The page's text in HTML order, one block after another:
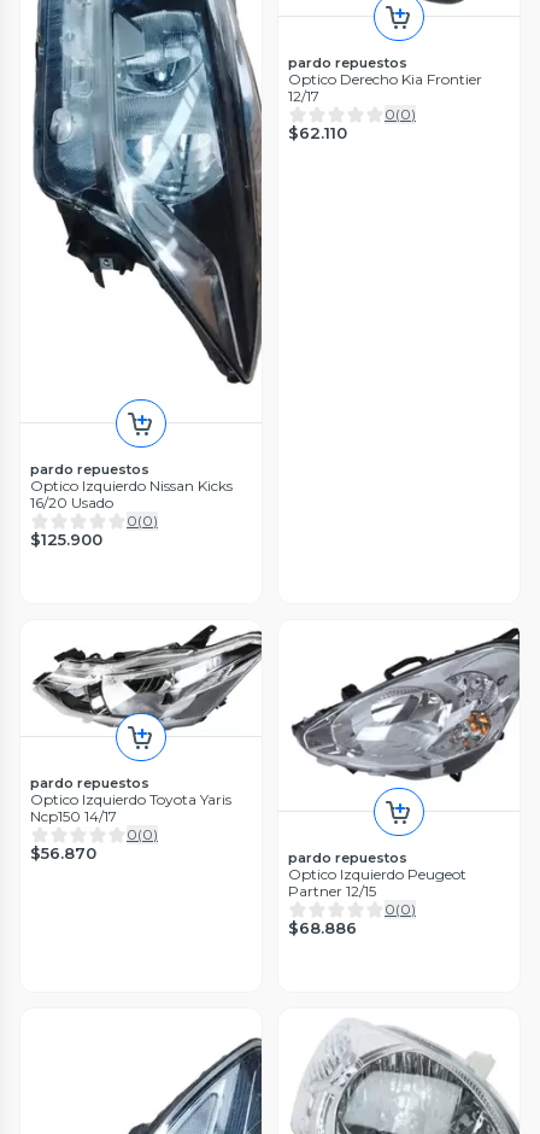
pardo repuestos
Optico Izquierdo Nissan Kicks
16/20 Usado
0(0)
$125.900
pardo repuestos
Optico Derecho Kia Frontier
12/17
0(0)
$62.110
pardo repuestos
Optico Izquierdo Toyota Yaris
Ncp150 14/17
0(0)
$56.870 pardo repuestos
Optico Izquierdo Peugeot
Partner 12/15
0(0)
$68.886